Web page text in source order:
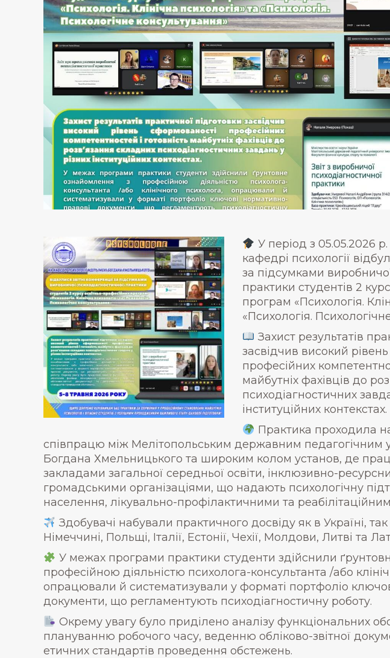
У період з 05.05.2026
кафедрі психології
за підсумками
практики студентів 2
програм «Психологія.
«Психологія.
Захист результатів
засвідчив високий
професійних
майбутніх фахівців до
психодіагностичних
інституційних контекстах.
Практика проходила
співпрацю між Мелітопольським державним педагогічним
Богдана Хмельницького та широким колом установ, де
закладами загальної середньої освіти, інклюзивно-
громадськими організаціями, що надають психологічну
населення, лікувально-профілактичними та
Здобувачі набували практичного досвіду як в Україні,
Німеччині, Польщі, Італії, Естонії, Чехії, Молдови, Литві та
У межах програми практики студенти здійснили
професійною діяльністю психолога-консультанта /або
опрацювали й систематизували у форматі портфоліо
документи, що регламентують психодіагностичну роботу.
Окрему увагу було приділено аналізу функціональних
плануванню робочого часу, веденню обліково-звітної
етичних стандартів проведення обстежень.